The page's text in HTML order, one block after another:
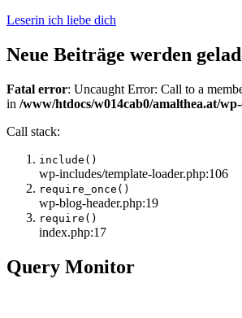
Leserin ich liebe dich
Neue Beiträge werden
Fatal error: Uncaught Error: Call to a
in /www/htdocs/w014cab0/amalthea.at/
Call stack:
include()
wp-includes/template-loader.php:106
require_once()
wp-blog-header.php:19
require()
index.php:17
Query Monitor